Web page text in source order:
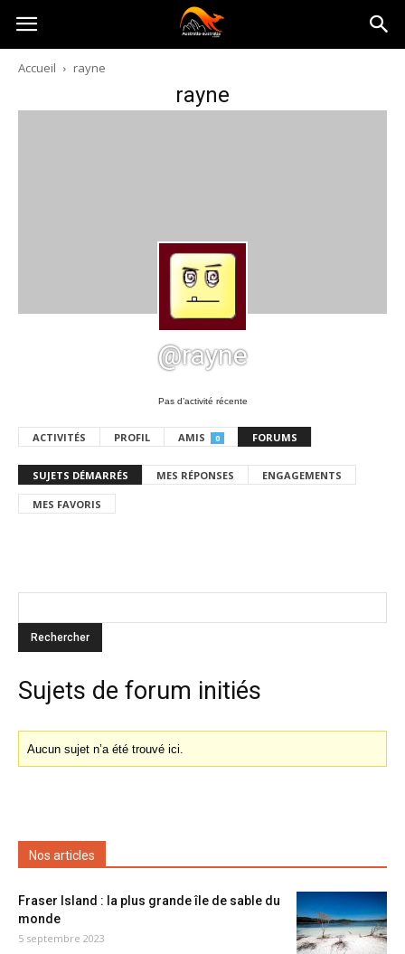
Australia-
australie.com
Accueil rayne
rayne
@rayne
Pas d’activité récente
ACTIVITÉS PROFIL AMIS 0 FORUMS
SUJETS DÉMARRÉS MES RÉPONSES ENGAGEMENTS
MES FAVORIS
Sujets de forum initiés
Aucun sujet n’a été trouvé ici.
Nos articles
Fraser Island : la plus grande île de sable du
monde
5 septembre 2023